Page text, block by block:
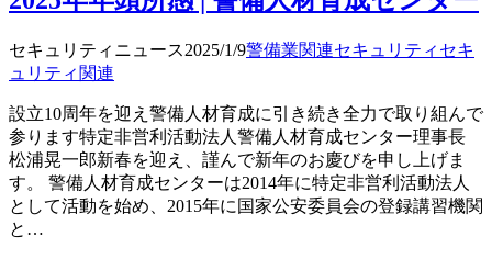
セキュリティニュース2025/1/9警備業関連セキュリティ セキ
ュリティ関連
設立10周年を迎え警備人材育成に引き続き全力で取り組んで
参ります特定非営利活動法人警備人材育成センター理事長
松浦晃一郎新春を迎え、謹んで新年のお慶びを申し上げま
す。 警備人材育成センターは2014年に特定非営利活動法人
として活動を始め、2015年に国家公安委員会の登録講習機関
と…